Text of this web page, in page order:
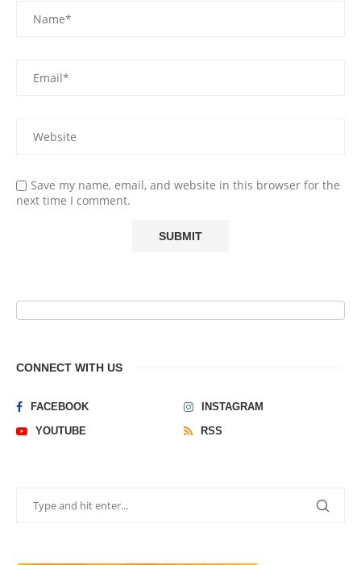
Save my name, email, and website in this browser for the
next time I comment.
CONNECT WITH US
FACEBOOK
INSTAGRAM
YOUTUBE
RSS